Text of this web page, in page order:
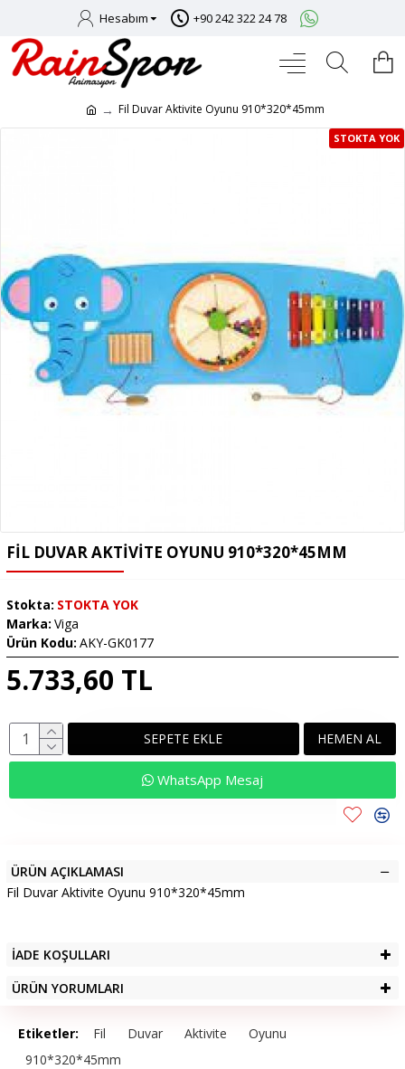
Hesabım +90 242 322 24 78
Fil Duvar Aktivite Oyunu 910*320*45mm
STOKTA YOK
FIL DUVAR AKTIVITE OYUNU 910*320*45MM
5.733,60 TL
Stokta: STOKTA YOK
Marka: Viga
Ürün Kodu: AKY-GK0177
SEPETE EKLE HEMEN AL
WhatsApp Mesaj
ÜRÜN AÇIKLAMASI
Fil Duvar Aktivite Oyunu 910*320*45mm
İADE KOŞULLARI
ÜRÜN YORUMLARI
Etiketler: Fil Duvar Aktivite
Oyunu
910*320*45mm